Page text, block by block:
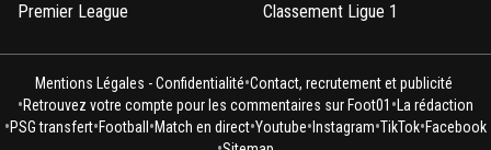
Premier League
Classement Ligue 1
Mentions Légales - Confidentialité•Contact, recrutement et publicité
•Retrouvez votre compte pour les commentaires sur Foot01 • La rédaction
•PSG transfert•Football •Match en direct•Youtube• Instagram•TikTok•Facebook